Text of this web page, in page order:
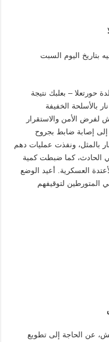
بتاريخ اليوم السبت
حورتعلا – بعلبك نتيجة
بالأسلحة الخفيفة
لفرض الأمن والاستقرار
إصابة ضابط بجروح
بالمثل، ونفذت عمليات دهم
الحادث، كما ضبطت كمية
العسكرية. أعيد الوضع
المتورطين لتوقيفهم
عن الحاجة إلى تطويع